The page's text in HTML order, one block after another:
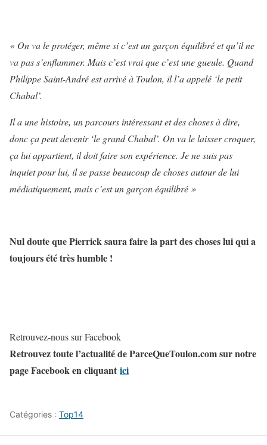
« On va le protéger, même si c’est un garçon équilibré et qu’il ne
va pas s’enflammer. Mais c’est vrai que c’est une gueule. Quand
Philippe Saint-André est arrivé à Toulon, il l’a appelé ‘le petit
Chabal’.
Il a une histoire, un parcours intéressant et des choses à dire,
donc ça peut devenir ‘le grand Chabal’. On va le laisser croquer,
ça lui appartient, il doit faire son expérience. Je ne suis pas
inquiet pour lui, il se passe beaucoup de choses autour de lui
médiatiquement, mais c’est un garçon équilibré »
Nul doute que Pierrick saura faire la part des choses lui qui a
toujours été très humble !
Retrouvez-nous sur Facebook
Retrouvez toute l’actualité de ParceQueToulon.com sur notre
page Facebook en cliquant ici
Catégories : Top14